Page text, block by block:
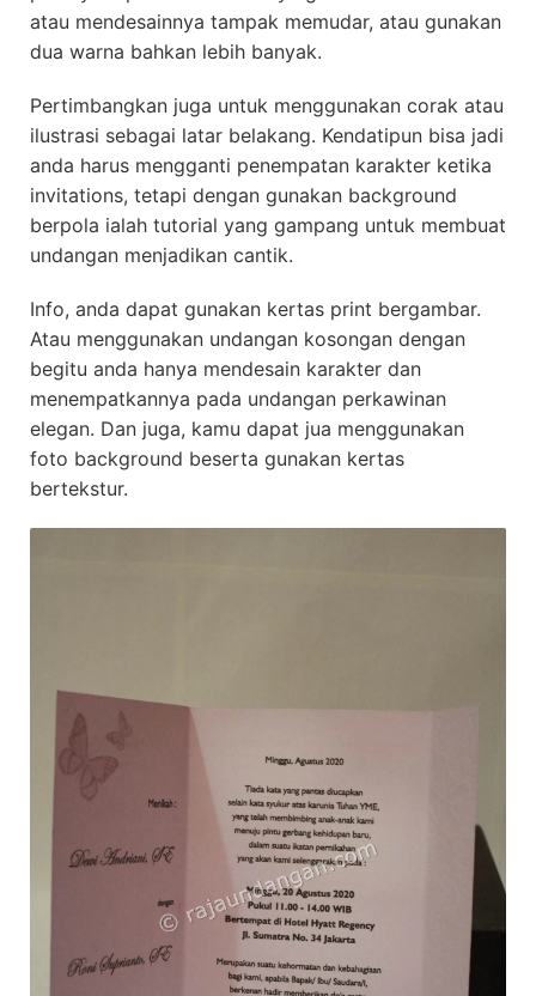
atau mendesainnya tampak memudar, atau gunakan
dua warna bahkan lebih banyak.
Pertimbangkan juga untuk menggunakan corak atau
ilustrasi sebagai latar belakang. Kendatipun bisa jadi
anda harus mengganti penempatan karakter ketika
invitations, tetapi dengan gunakan background
berpola ialah tutorial yang gampang untuk membuat
undangan menjadikan cantik.
Info, anda dapat gunakan kertas print bergambar.
Atau menggunakan undangan kosongan dengan
begitu anda hanya mendesain karakter dan
menempatkannya pada undangan perkawinan
elegan. Dan juga, kamu dapat jua menggunakan
foto background beserta gunakan kertas
bertekstur.